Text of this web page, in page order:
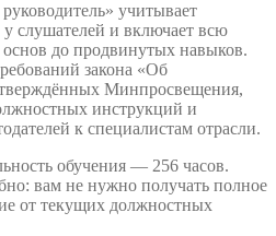
учитывает
у слушателей и включает всю
до продвинутых навыков.
закона «Об
Минпросвещения,
инструкций и
к специалистам отрасли.
обучения — 256 часов.
вам не нужно получать полное
от текущих должностных